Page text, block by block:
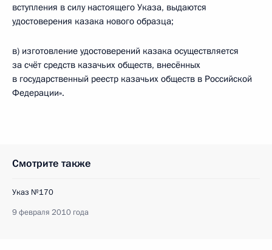
вступления в силу настоящего Указа, выдаются
удостоверения казака нового образца;
в) изготовление удостоверений казака осуществляется
за счёт средств казачьих обществ, внесённых
в государственный реестр казачьих обществ в Российской
Федерации».
Смотрите также
Указ №170
9 февраля 2010 года